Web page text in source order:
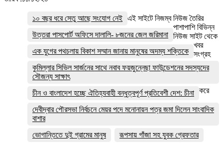
১০ বছর ধরে সেতু আছে সংযোগ নেই
উত্তরা পাসপোর্ট অফিসে দালালি- ৮জনের জেল জরিমানা
এক যুগের পথচলায় বিকাশ সম্মান জানায় মানুষের অদম্য শক্তিকে
কুমিল্লার সিভিল সার্জনের সাথে নবাব ফয়জুন্নেছা ফাউন্ডেশনের সদস্যদের
সৌজন্য সাক্ষাৎ
চীন ও বাংলাদেশ হচ্ছে ঐতিহ্যবাহী বন্ধুত্বপূর্ণ প্রতিবেশী দেশ: চীনা
দেবীদ্বার পৌরসভা নির্বচনে মেয়র পদে মনোনায়ন পত্র জমা দিলেন সাংবাদিক
বাশার
ভোগান্তিতে দুই গ্রামের মানুষ
রূপসায় গাঁজা সহ যুবক গ্রেফতার
এই সাইটে নিজম্ব নিউজ তৈরির
পাশাপাশি বিভিন্ন
নিউজ সাইট থেকে
খবর
সংগ্রহ
করে